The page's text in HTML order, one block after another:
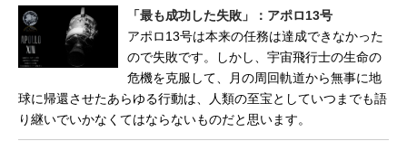
「最も成功した失敗」：アポロ13号
アポロ13号は本来の任務は達成できなかった
ので失敗です。しかし、宇宙飛行士の生命の
危機を克服して、月の周回軌道から無事に地
球に帰還させたあらゆる行動は、人類の至宝としていつまでも語
り継いでいかなくてはならないものだと思います。